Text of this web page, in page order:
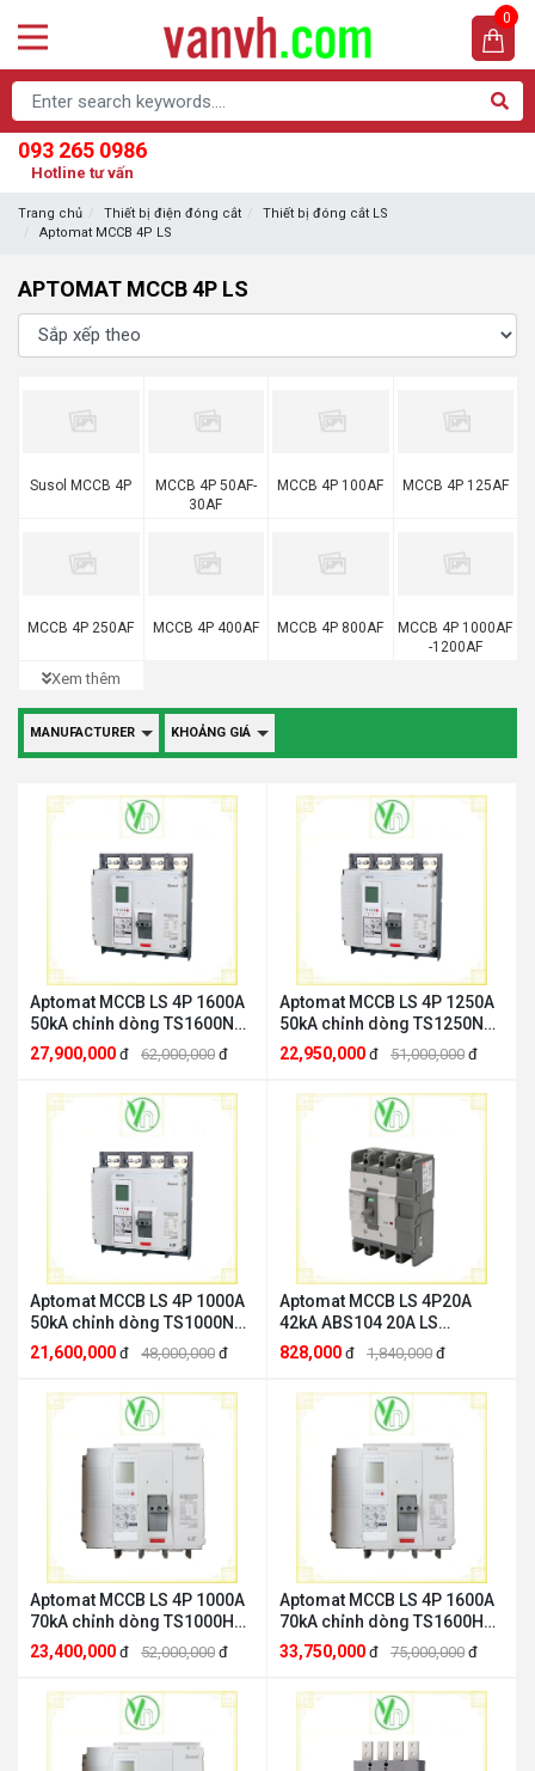
093 265 0986
Hotline tư vấn
0
Trang chủ Thiết bị điện đóng cắt
Thiết bị đóng cắt LS
Aptomat MCCB 4P LS
APTOMAT MCCB 4P LS
Susol MCCB 4P
MCCB 4P 50AF-
30AF
MCCB 4P 100AF MCCB 4P 125AF
MCCB 4P 250AF MCCB 4P 400AF MCCB 4P 800AF
MCCB 4P 1000AF
-1200AF
Xem thêm
Aptomat MCCB LS 4P 1600A
50kA chỉnh dòng TS1600N
4P LS ELECTRIC TS1600N 4P
27,900,000 đ 62,000,000 đ
Aptomat MCCB LS 4P 1250A
50kA chỉnh dòng TS1250N
LS ELECTRIC TS1250N 4P
22,950,000 đ 51,000,000 đ
Aptomat MCCB LS 4P 1000A
50kA chỉnh dòng TS1000N
LS ELECTRIC TS1000N 4P
21,600,000 đ 48,000,000 đ
Aptomat MCCB LS 4P20A
42kA ABS104 20A LS
ELECTRIC ABS104 20A
828,000 đ 1,840,000 đ
Aptomat MCCB LS 4P 1000A
70kA chỉnh dòng TS1000H
4P LS ELECTRIC TS1000H 4P
23,400,000 đ 52,000,000 đ
Aptomat MCCB LS 4P 1600A
70kA chỉnh dòng TS1600H
4P LS ELECTRIC TS1600H 4P
33,750,000 đ 75,000,000 đ
MANUFACTURER KHOẢNG GIÁ